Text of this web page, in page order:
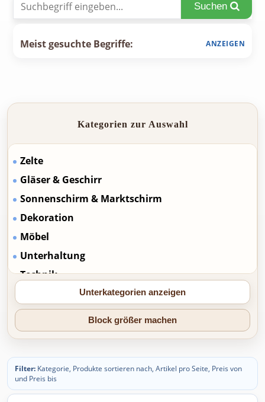
Suchen
Meist gesuchte Begriffe:
Kategorien zur Auswahl
Zelte
Gläser & Geschirr
Sonnenschirm & Marktschirm
Dekoration
Möbel
Unterhaltung
Technik
Sonderangebote
Transport
Unterkategorien anzeigen
Block größer machen
Filter: Kategorie, Produkte sortieren nach, Artikel pro Seite, Preis von
und Preis bis